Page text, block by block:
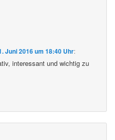
Juni 2016 um 18:40 Uhr:
interessant und wichtig zu